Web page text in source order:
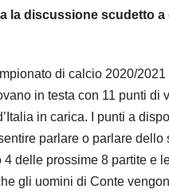
la discussione scudetto
di calcio 2020/
in testa con 11 punti di
in carica. I punti a
parlare o parlare
delle prossime 8 partite e
gli uomini di Conte